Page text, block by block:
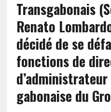
Transgabonais
Renato
décidé de se
fonctions de
gabonaise du